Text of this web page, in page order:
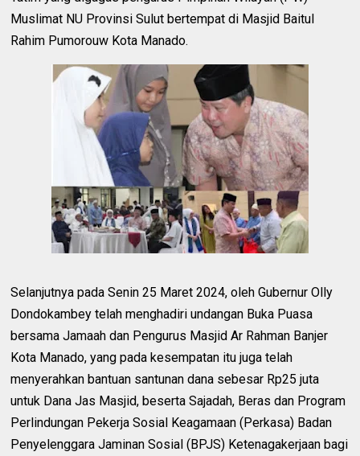
Muslimat NU Provinsi Sulut bertempat di Masjid Baitul
Rahim Pumorouw Kota Manado.
Selanjutnya pada Senin 25 Maret 2024, oleh Gubernur Olly
Dondokambey telah menghadiri undangan Buka Puasa
bersama Jamaah dan Pengurus Masjid Ar Rahman Banjer
Kota Manado, yang pada kesempatan itu juga telah
menyerahkan bantuan santunan dana sebesar Rp25 juta
untuk Dana Jas Masjid, beserta Sajadah, Beras dan Program
Perlindungan Pekerja Sosial Keagamaan (Perkasa) Badan
Penyelenggara Jaminan Sosial (BPJS) Ketenagakerjaan bagi